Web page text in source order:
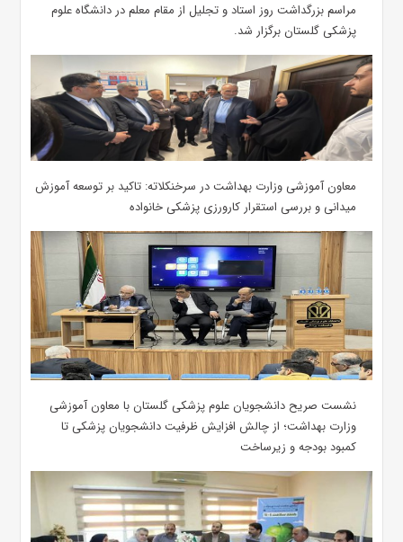
مراسم بزرگداشت روز استاد و تجلیل از مقام معلم در دانشگاه علوم
پزشکی گلستان برگزار شد.‌
معاون آموزشی وزارت بهداشت در سرخنکلاته: تاکید بر توسعه آموزش
میدانی و بررسی استقرار کارورزی پزشکی ‌خانواده
نشست صریح دانشجویان علوم پزشکی گلستان با معاون آموزشی
وزارت بهداشت؛ از چالش افزایش ظرفیت دانشجویان ‌پزشکی تا
کمبود بودجه و زیرساخت